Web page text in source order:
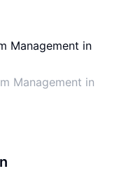
Management in